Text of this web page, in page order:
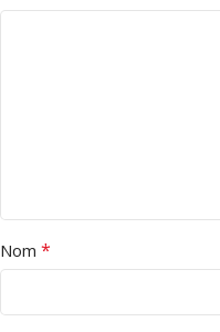
Nom *